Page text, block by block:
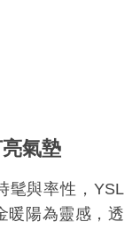
氣墊
髦與率性，YSL
暖陽為靈感，透